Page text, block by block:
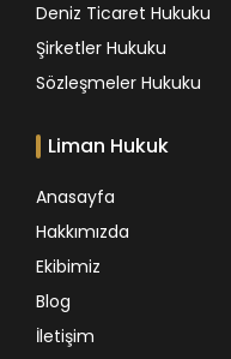
Deniz Ticaret Hukuku
Şirketler Hukuku
Sözleşmeler Hukuku
Liman Hukuk
Anasayfa
Hakkımızda
Ekibimiz
Blog
İletişim